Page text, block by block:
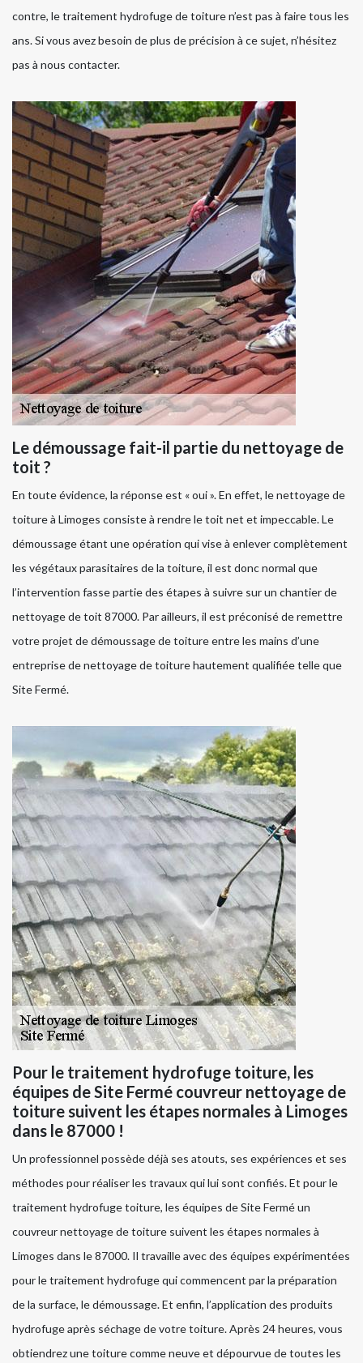
contre, le traitement hydrofuge de toiture n’est pas à faire tous les
ans. Si vous avez besoin de plus de précision à ce sujet, n’hésitez
pas à nous contacter.
Le démoussage fait-il partie du nettoyage de
toit ?
En toute évidence, la réponse est « oui ». En effet, le nettoyage de
toiture à Limoges consiste à rendre le toit net et impeccable. Le
démoussage étant une opération qui vise à enlever complètement
les végétaux parasitaires de la toiture, il est donc normal que
l’intervention fasse partie des étapes à suivre sur un chantier de
nettoyage de toit 87000. Par ailleurs, il est préconisé de remettre
votre projet de démoussage de toiture entre les mains d’une
entreprise de nettoyage de toiture hautement qualifiée telle que
Site Fermé.
Pour le traitement hydrofuge toiture, les
équipes de Site Fermé couvreur nettoyage de
toiture suivent les étapes normales à Limoges
dans le 87000 !
Un professionnel possède déjà ses atouts, ses expériences et ses
méthodes pour réaliser les travaux qui lui sont confiés. Et pour le
traitement hydrofuge toiture, les équipes de Site Fermé un
couvreur nettoyage de toiture suivent les étapes normales à
Limoges dans le 87000. Il travaille avec des équipes expérimentées
pour le traitement hydrofuge qui commencent par la préparation
de la surface, le démoussage. Et enfin, l’application des produits
hydrofuge après séchage de votre toiture. Après 24 heures, vous
obtiendrez une toiture comme neuve et dépourvue de toutes les